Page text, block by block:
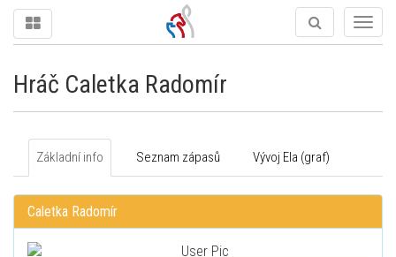
Hráč Caletka Radomír
Základní info Seznam zápasů Vývoj Ela (graf)
Caletka Radomír